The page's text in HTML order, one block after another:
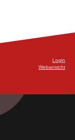
Login
Webansicht